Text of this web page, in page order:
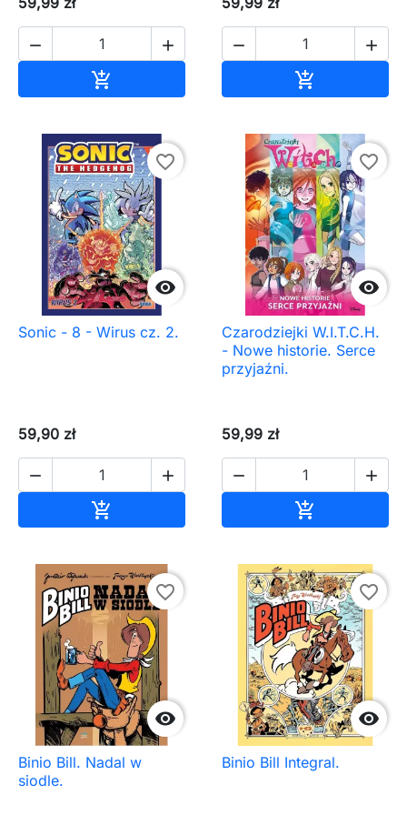
 

 


favorite_border
Sonic - 8 - Wirus cz. 2.
59,90 zł
 


favorite_border
Czarodziejki W.I.T.C.H.
- Nowe historie. Serce
przyjaźni.
59,99 zł
 


favorite_border
Binio Bill. Nadal w
siodle.

favorite_border
Binio Bill Integral.